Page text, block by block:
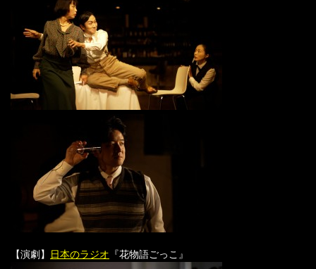
【演劇】 日本のラジオ 『花物語ごっこ』